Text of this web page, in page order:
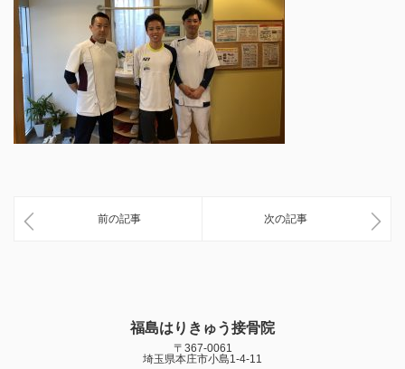
前の記事 次の記事
福島はりきゅう接骨院
〒367-0061
埼玉県本庄市小島1-4-11